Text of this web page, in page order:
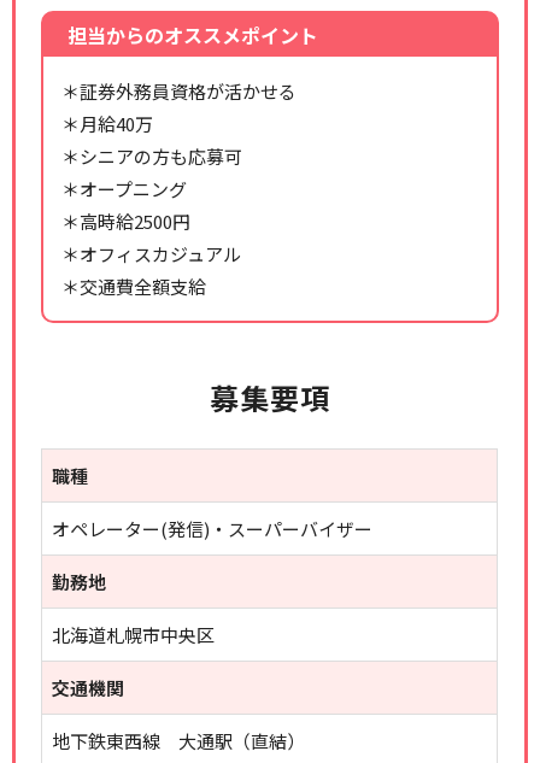
担当からのオススメポイント
＊証券外務員資格が活かせる
＊月給40万
＊シニアの方も応募可
＊オープニング
＊高時給2500円
＊オフィスカジュアル
＊交通費全額支給
募集要項
職種
オペレーター(発信)・スーパーバイザー
勤務地
北海道札幌市中央区
交通機関
地下鉄東西線 大通駅（直結）